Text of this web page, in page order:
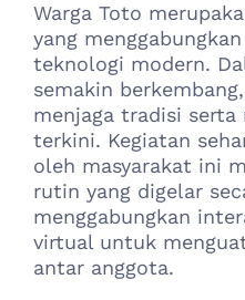
Warga Toto
yang
teknologi modern.
semakin
menjaga tradisi serta
terkini. Kegiatan
oleh masyarakat ini
rutin yang digelar
menggabungkan
virtual untuk
antar anggota.